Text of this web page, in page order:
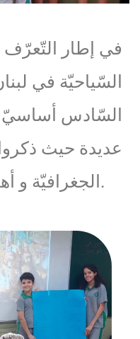
في إطار
السّياحيّة في
السّادس
عديدة حيث
الجغرافيّة و أهمّ العادات والتّقاليد.